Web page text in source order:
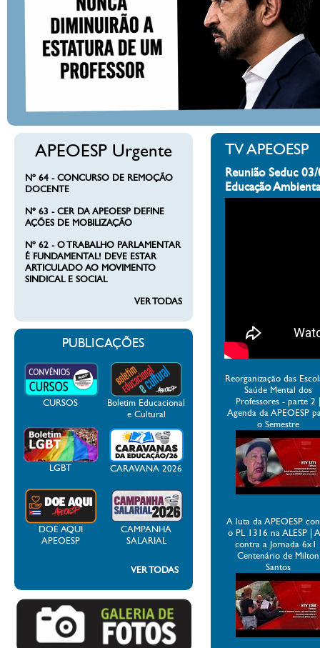
APEOESP Urgente
Nº 64 - CONCURSO DE REMOÇÃO
DOCENTE
Nº 63 - CER DA APEOESP DEFINE
AÇÕES DE MOBILIZAÇÃO
Nº 62 - O TRABALHO PARLAMENTAR
É FUNDAMENTAL! DEVE ESTAR
ARTICULADO AO MOVIMENTO
SINDICAL E SOCIAL
VER TODAS
PUBLICAÇÕES
CURSOS
Boletim Educacional
e Cultural
LGBT CARAVANA 2026
DOE AQUI
APEOESP
CAMPANHA
SALARIAL
VER TODAS
TV APEOESP
Reunião Seduc
Educação
Reorganização das
Saúde Mental dos
Professores - parte 2
Agenda da APEOESP
o Semestre
A luta da APEOESP
o PL 1316 na ALESP |
contra a Jornada 6x1
Centenário de Milton
Santos